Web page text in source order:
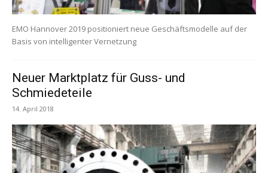
EMO Hannover 2019 positioniert neue Geschäftsmodelle auf der
Basis von intelligenter Vernetzung
Neuer Marktplatz für Guss- und
Schmiedeteile
14. April 2018